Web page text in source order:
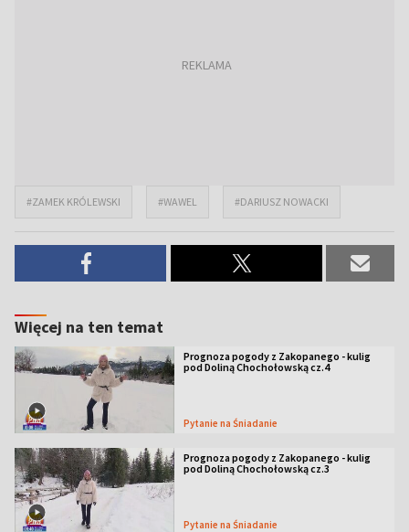
#ZAMEK KRÓLEWSKI #WAWEL #DARIUSZ NOWACKI
Więcej na ten temat
Prognoza pogody z Zakopanego - kulig
pod Doliną Chochołowską cz.4
Pytanie na Śniadanie
Prognoza pogody z Zakopanego - kulig
pod Doliną Chochołowską cz.3
Pytanie na Śniadanie